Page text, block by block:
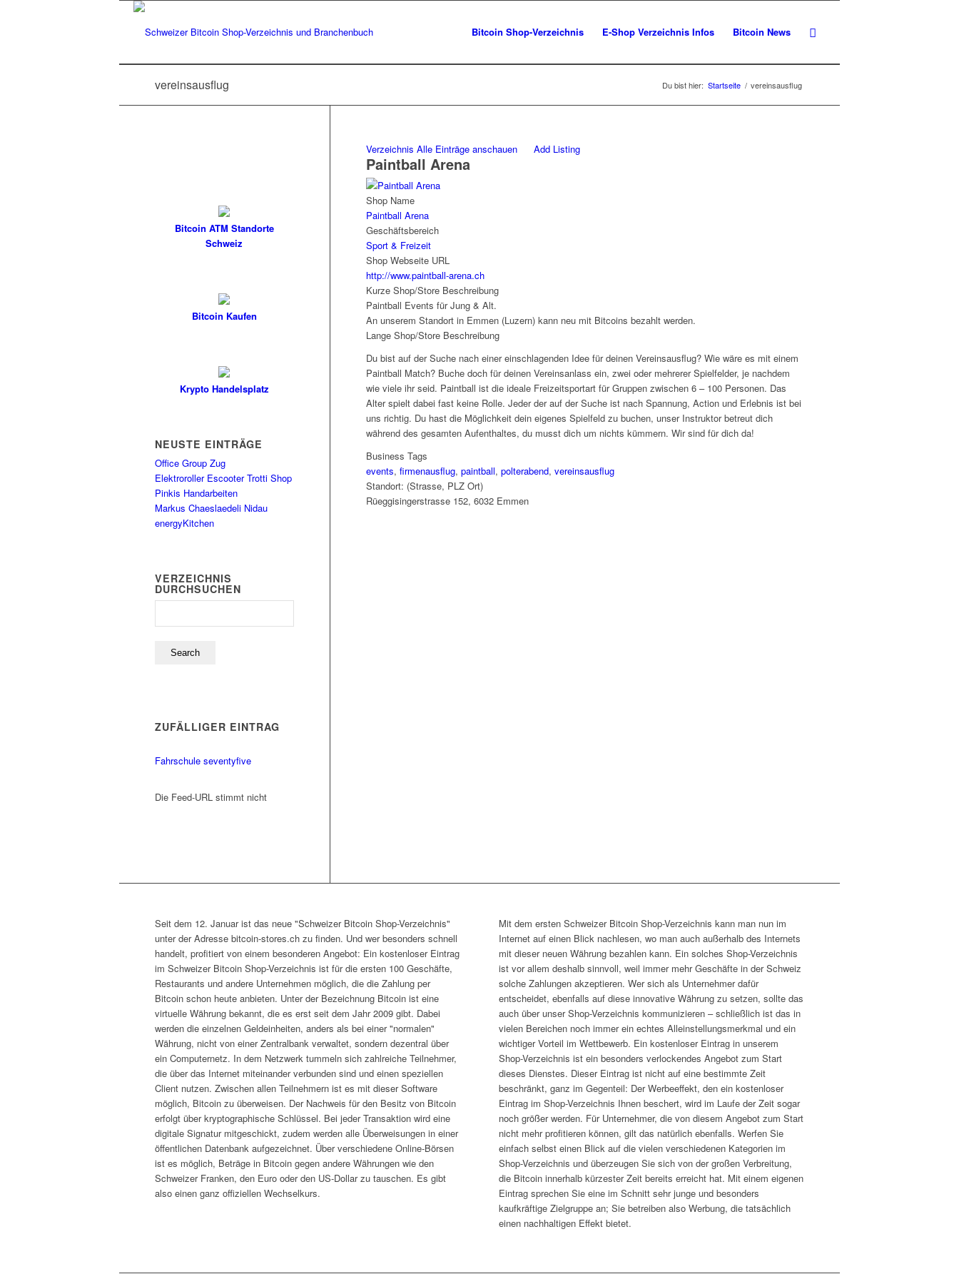
Bitcoin Shop-Verzeichnis E-Shop Verzeichnis Infos Bitcoin News
vereinsausflug Du bist hier: Startseite / vereinsausflug
Verzeichnis Alle Einträge anschauen Add Listing
Paintball Arena
Shop Name
Paintball Arena
Geschäftsbereich
Sport & Freizeit
Shop Webseite URL
http://www.paintball-arena.ch
Kurze Shop/Store Beschreibung
Paintball Events für Jung & Alt.
An unserem Standort in Emmen (Luzern) kann neu mit Bitcoins bezahlt werden.
Lange Shop/Store Beschreibung
Du bist auf der Suche nach einer einschlagenden Idee für deinen Vereinsausflug? Wie wäre es mit einem
Paintball Match? Buche doch für deinen Vereinsanlass ein, zwei oder mehrerer Spielfelder, je nachdem
wie viele ihr seid. Paintball ist die ideale Freizeitsportart für Gruppen zwischen 6 – 100 Personen. Das
Alter spielt dabei fast keine Rolle. Jeder der auf der Suche ist nach Spannung, Action und Erlebnis ist bei
uns richtig. Du hast die Möglichkeit dein eigenes Spielfeld zu buchen, unser Instruktor betreut dich
während des gesamten Aufenthaltes, du musst dich um nichts kümmern. Wir sind für dich da!
Business Tags
events, firmenausflug, paintball, polterabend, vereinsausflug
Standort: (Strasse, PLZ Ort)
Rüeggisingerstrasse 152, 6032 Emmen
Bitcoin ATM Standorte
Schweiz
Bitcoin Kaufen
Krypto Handelsplatz
NEUSTE EINTRÄGE
Office Group Zug
Elektroroller Escooter Trotti Shop
Pinkis Handarbeiten
Markus Chaeslaedeli Nidau
energyKitchen
VERZEICHNIS
DURCHSUCHEN
ZUFÄLLIGER EINTRAG
Fahrschule seventyfive
Die Feed-URL stimmt nicht
Seit dem 12. Januar ist das neue "Schweizer Bitcoin Shop-Verzeichnis"
unter der Adresse bitcoin-stores.ch zu finden. Und wer besonders schnell
handelt, profitiert von einem besonderen Angebot: Ein kostenloser Eintrag
im Schweizer Bitcoin Shop-Verzeichnis ist für die ersten 100 Geschäfte,
Restaurants und andere Unternehmen möglich, die die Zahlung per
Bitcoin schon heute anbieten. Unter der Bezeichnung Bitcoin ist eine
virtuelle Währung bekannt, die es erst seit dem Jahr 2009 gibt. Dabei
werden die einzelnen Geldeinheiten, anders als bei einer "normalen"
Währung, nicht von einer Zentralbank verwaltet, sondern dezentral über
ein Computernetz. In dem Netzwerk tummeln sich zahlreiche Teilnehmer,
die über das Internet miteinander verbunden sind und einen speziellen
Client nutzen. Zwischen allen Teilnehmern ist es mit dieser Software
möglich, Bitcoin zu überweisen. Der Nachweis für den Besitz von Bitcoin
erfolgt über kryptographische Schlüssel. Bei jeder Transaktion wird eine
digitale Signatur mitgeschickt, zudem werden alle Überweisungen in einer
öffentlichen Datenbank aufgezeichnet. Über verschiedene Online-Börsen
ist es möglich, Beträge in Bitcoin gegen andere Währungen wie den
Schweizer Franken, den Euro oder den US-Dollar zu tauschen. Es gibt
also einen ganz offiziellen Wechselkurs.
Mit dem ersten Schweizer Bitcoin Shop-Verzeichnis kann man nun im
Internet auf einen Blick nachlesen, wo man auch außerhalb des Internets
mit dieser neuen Währung bezahlen kann. Ein solches Shop-Verzeichnis
ist vor allem deshalb sinnvoll, weil immer mehr Geschäfte in der Schweiz
solche Zahlungen akzeptieren. Wer sich als Unternehmer dafür
entscheidet, ebenfalls auf diese innovative Währung zu setzen, sollte das
auch über unser Shop-Verzeichnis kommunizieren – schließlich ist das in
vielen Bereichen noch immer ein echtes Alleinstellungsmerkmal und ein
wichtiger Vorteil im Wettbewerb. Ein kostenloser Eintrag in unserem
Shop-Verzeichnis ist ein besonders verlockendes Angebot zum Start
dieses Dienstes. Dieser Eintrag ist nicht auf eine bestimmte Zeit
beschränkt, ganz im Gegenteil: Der Werbeeffekt, den ein kostenloser
Eintrag im Shop-Verzeichnis Ihnen beschert, wird im Laufe der Zeit sogar
noch größer werden. Für Unternehmer, die von diesem Angebot zum Start
nicht mehr profitieren können, gilt das natürlich ebenfalls. Werfen Sie
einfach selbst einen Blick auf die vielen verschiedenen Kategorien im
Shop-Verzeichnis und überzeugen Sie sich von der großen Verbreitung,
die Bitcoin innerhalb kürzester Zeit bereits erreicht hat. Mit einem eigenen
Eintrag sprechen Sie eine im Schnitt sehr junge und besonders
kaufkräftige Zielgruppe an; Sie betreiben also Werbung, die tatsächlich
einen nachhaltigen Effekt bietet.